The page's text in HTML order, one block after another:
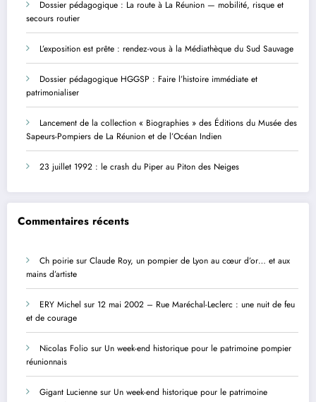
Dossier pédagogique : La route à La Réunion — mobilité, risque et
secours routier
L’exposition est prête : rendez-vous à la Médiathèque du Sud Sauvage
Dossier pédagogique HGGSP : Faire l’histoire immédiate et
patrimonialiser
Lancement de la collection « Biographies » des Éditions du Musée des
Sapeurs-Pompiers de La Réunion et de l’Océan Indien
23 juillet 1992 : le crash du Piper au Piton des Neiges
Commentaires récents
Ch poirie sur Claude Roy, un pompier de Lyon au cœur d’or… et aux
mains d’artiste
ERY Michel sur 12 mai 2002 – Rue Maréchal-Leclerc : une nuit de feu
et de courage
Nicolas Folio sur Un week-end historique pour le patrimoine pompier
réunionnais
Gigant Lucienne sur Un week-end historique pour le patrimoine